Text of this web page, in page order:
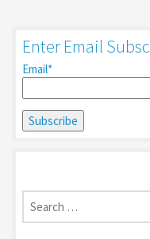
Enter Email
Email*
Search
for: